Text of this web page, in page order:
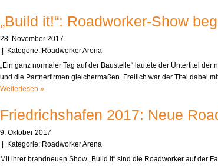
„Build it!“: Roadworker-Show
28. November 2017
| Kategorie: Roadworker Arena
„Ein ganz normaler Tag auf der Baustelle“ lautete der Untertitel
und die Partnerfirmen gleichermaßen. Freilich war der Titel dabei
Weiterlesen »
Friedrichshafen 2017: Neue
9. Oktober 2017
| Kategorie: Roadworker Arena
Mit ihrer brandneuen Show „Build it“ sind die Roadworker auf der